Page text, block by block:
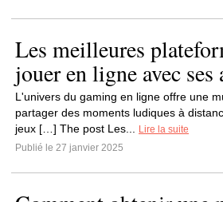
Les meilleures
jouer en ligne avec ses
L'univers du gaming en ligne offre une
partager des moments ludiques à
jeux […] The post Les...
Lire la suite
Publié le 27 janvier 2025